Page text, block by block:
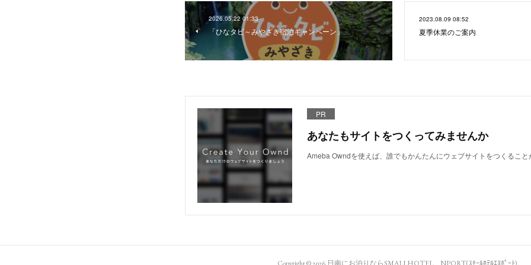
2026.05.22 01:33
「ひなタビ～みやざき宿泊キャンペーン」
2023.08.09 08:52
夏季休業のご案内
PR
あなたもサイトをつくってみませんか
Ameba Owndを使えば、誰でもかんたんにウェブサイトをつくること